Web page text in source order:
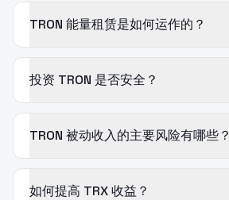
TRON 能量租赁是如何运作的？
投资 TRON 是否安全？
TRON 被动收入的主要风险有哪些？
如何提高 TRX 收益？